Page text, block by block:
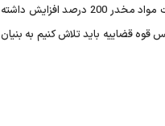
وزیر کشور با بیان اینکه تلاش می‌کنیم در حوزه درمان و پیشگیری بیشتر کار کنیم، اظهار کرد: در برخی از استان‌ها کشفیات مواد مخدر 200 درصد افزایش داشته
قضاییه باید تلاش کنیم به بنیان